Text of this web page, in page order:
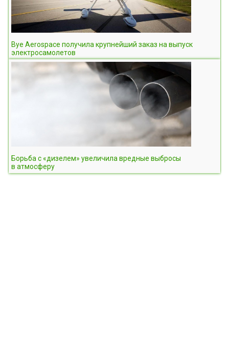
Bye Aerospace получила крупнейший заказ на выпуск
электросамолетов
Борьба с «дизелем» увеличила вредные выбросы
в атмосферу